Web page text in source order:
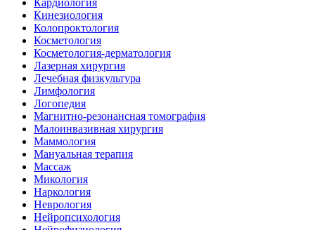
Кинезиология
Колопроктология
Косметология
Косметология-дерматология
Лазерная хирургия
Лечебная физкультура
Лимфология
Логопедия
Магнитно-резонансная томография
Малоинвазивная хирургия
Маммология
Мануальная терапия
Массаж
Микология
Наркология
Неврология
Нейропсихология